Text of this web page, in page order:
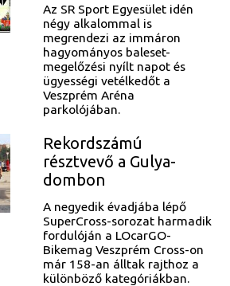
Az SR Sport Egyesület idén
négy alkalommal is
megrendezi az immáron
hagyományos baleset-
megelőzési nyílt napot és
ügyességi vetélkedőt a
Veszprém Aréna
parkolójában.
Rekordszámú
résztvevő a Gulya-
dombon
A negyedik évadjába lépő
SuperCross-sorozat harmadik
fordulóján a LOcarGO-
Bikemag Veszprém Cross-on
már 158-an álltak rajthoz a
különböző kategóriákban.